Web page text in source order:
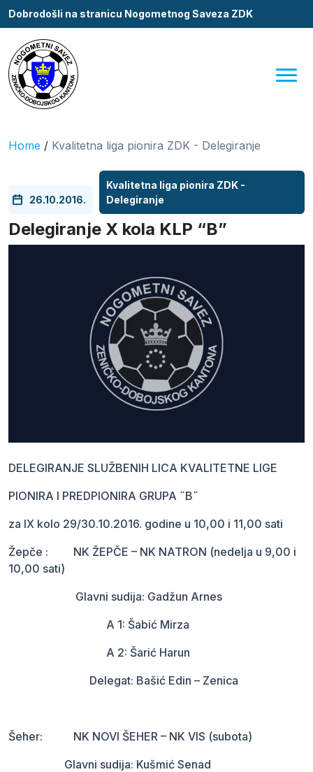
Dobrodošli na stranicu Nogometnog Saveza ZDK
Home / Kvalitetna liga pionira ZDK - Delegiranje
26.10.2016.
Kvalitetna liga pionira ZDK -
Delegiranje
Delegiranje X kola KLP “B”
DELEGIRANJE SLUŽBENIH LICA KVALITETNE LIGE
PIONIRA I PREDPIONIRA GRUPA ˝B˝
za IX kolo 29/30.10.2016. godine u 10,00 i 11,00 sati
Žepče : NK ŽEPČE – NK NATRON (nedelja u 9,00 i
10,00 sati)
Glavni sudija: Gadžun Arnes
A 1: Šabić Mirza
A 2: Šarić Harun
Delegat: Bašić Edin – Zenica
Šeher: NK NOVI ŠEHER – NK VIS (subota)
Glavni sudija: Kušmić Senad